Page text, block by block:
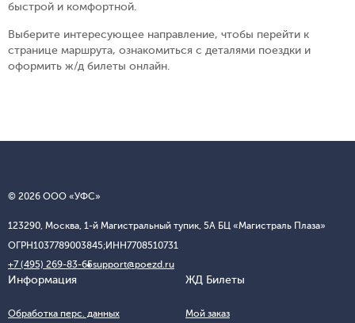
быстрой и комфортной.
Выберите интересующее направление, чтобы перейти к
странице маршрута, ознакомиться с деталями поездки и
оформить ж/д билеты онлайн.
© 2026 ООО «УФС»
123290, Москва, 1-й Магистральный тупик, 5А БЦ «Магистраль Плаза»
ОГРН1037789003845;ИНН7708510731
+7 (495) 269-83-65support@poezd.ru
Информация
Обработка перс. данных
ЖД Билеты
Мой заказ